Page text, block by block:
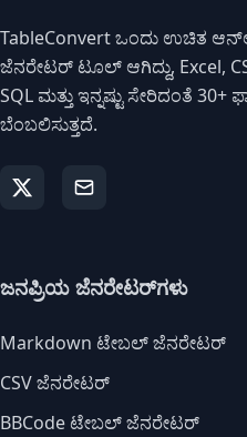
TableConvert ಒಂದು ಉಚಿತ
ಜೆನರೇಟರ್ ಟೂಲ್ ಆಗಿದ್ದು, Excel,
SQL ಮತ್ತು ಇನ್ನಷ್ಟು ಸೇರಿದಂತೆ
ಬೆಂಬಲಿಸುತ್ತದೆ.
ಜನಪ್ರಿಯ ಜೆನರೇಟರ್‌ಗಳು
Markdown ಟೇಬಲ್ ಜೆನರೇಟರ್
CSV ಜೆನರೇಟರ್
BBCode ಟೇಬಲ್ ಜೆನರೇಟರ್